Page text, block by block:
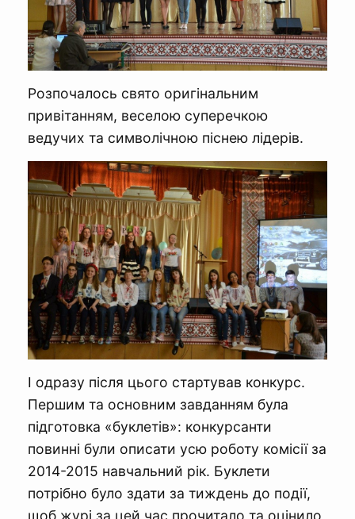
Розпочалось свято оригінальним
привітанням, веселою суперечкою
ведучих та символічною піснею лідерів.
І одразу після цього стартував конкурс.
Першим та основним завданням була
підготовка «буклетів»: конкурсанти
повинні були описати усю роботу комісії за
2014-2015 навчальний рік. Буклети
потрібно було здати за тиждень до події,
щоб журі за цей час прочитало та оцінило